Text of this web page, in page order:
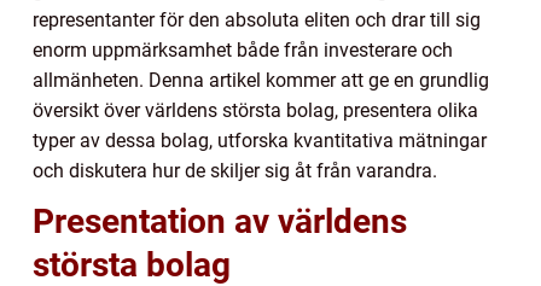
representanter för den absoluta eliten och drar till sig
enorm uppmärksamhet både från investerare och
allmänheten. Denna artikel kommer att ge en grundlig
översikt över världens största bolag, presentera olika
typer av dessa bolag, utforska kvantitativa mätningar
och diskutera hur de skiljer sig åt från varandra.
Presentation av världens
största bolag